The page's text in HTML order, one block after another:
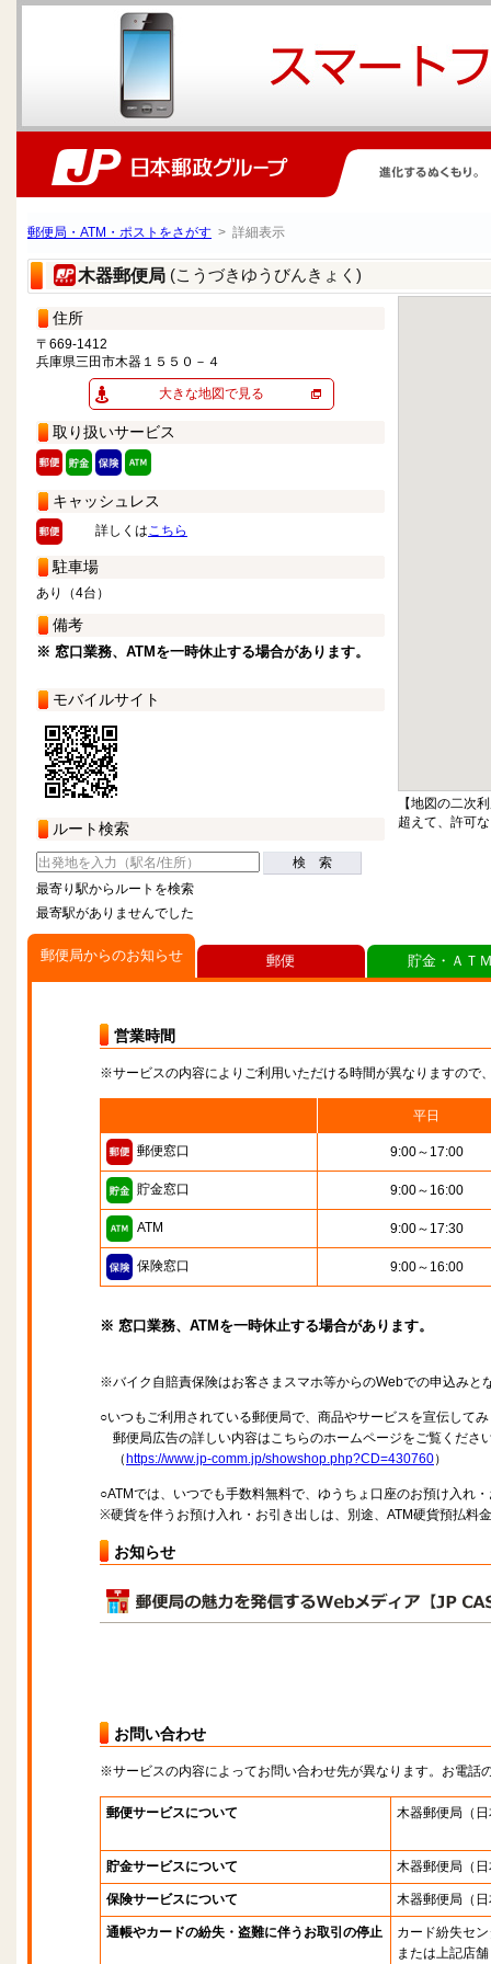
郵便局・ATM・ポストをさがす > 詳細表示
木器郵便局 (こうづきゆうびんきょく)
住所
〒669-1412
兵庫県三田市木器１５５０－４
大きな地図で見る
取り扱いサービス
キャッシュレス
詳しくはこちら
駐車場
あり（4台）
備考
※ 窓口業務、ATMを一時休止する場合があります。
モバイルサイト
ルート検索
検 索
最寄り駅からルートを検索
最寄駅がありませんでした
【地図の二次
超えて、許可
郵便局からのお知らせ
営業時間
※サービスの内容によりご利用いただける時間が異なりますので
平日
郵便窓口 9:00～17:00
貯金窓口 9:00～16:00
ATM 9:00～17:30
保険窓口 9:00～16:00
※ 窓口業務、ATMを一時休止する場合があります。
※バイク自賠責保険はお客さまスマホ等からのWebでの申込みと
○いつもご利用されている郵便局で、商品やサービスを宣伝して
郵便局広告の詳しい内容はこちらのホームページをご覧くださ
（ https://www.jp-comm.jp/showshop.php?CD=430760）
○ATMでは、いつでも手数料無料で、ゆうちょ口座のお預け入れ
※硬貨を伴うお預け入れ・お引き出しは、別途、ATM硬貨預払料
お知らせ
お問い合わせ
※サービスの内容によってお問い合わせ先が異なります。お電話
郵便サービスについて 木器郵便局 （
貯金サービスについて 木器郵便局 （
保険サービスについて 木器郵便局 （
通帳やカードの紛失・盗難に伴うお取引の停止
カード紛失セ
または上記店舗
郵便 貯金・ＡＴ